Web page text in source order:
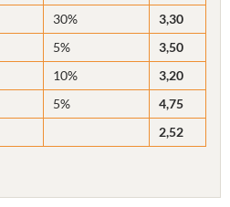
30%
3,30
5%
3,50
10%
3,20
5%
4,75
2,52